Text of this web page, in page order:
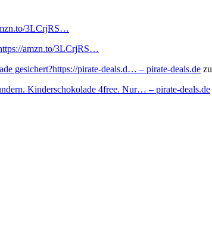
3LCrjRS…
amzn.to/3LCrjRS…
gesichert?https://pirate-deals.d… – pirate-deals.de zu
Kinderschokolade 4free. Nur… – pirate-deals.de